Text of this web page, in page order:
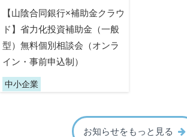
【山陰合同銀行×補助金クラウ
ド】省力化投資補助金（一般
型）無料個別相談会（オンラ
イン・事前申込制）
中小企業
お知らせをもっと見る